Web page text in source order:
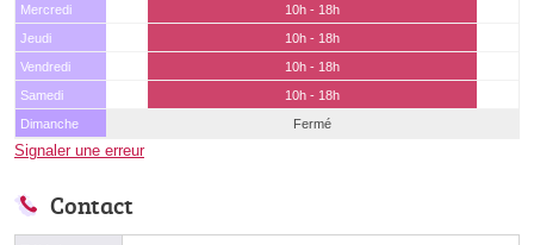
Mercredi
10h - 18h
Jeudi
10h - 18h
Vendredi
10h - 18h
Samedi
10h - 18h
Dimanche
Fermé
Signaler une erreur
Contact